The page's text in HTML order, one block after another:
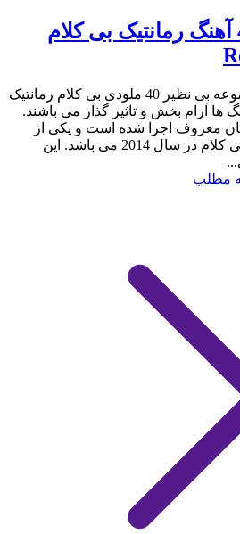
دانلود مجموعه 40 آهنگ رمانتیک بی کلام
برای شما در این پست مجموعه بی نظیر 40 ملودی بی کلام رمانتیک
ها آرام بخش و تاثیر گذار می باشند.
معروف اجرا شده است و یکی از
بهترین گلچین های موزیک بی کلام در سال 2014 می باشد. این
مطلب